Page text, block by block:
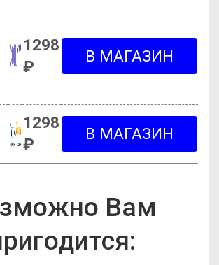
1298
₽
1298
₽
Вам